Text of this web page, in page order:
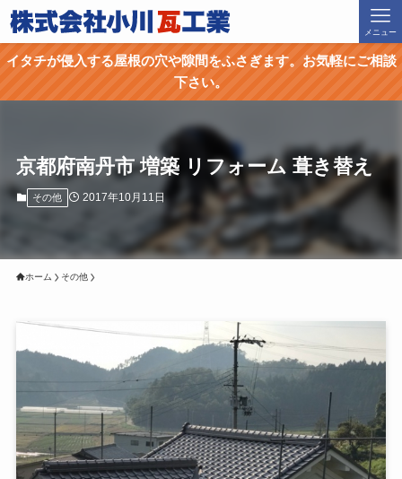
メニュー
イタチが侵入する屋根の穴や隙間をふさぎます。お気軽にご相談
下さい。
京都府南丹市 増築 リフォーム 葺き替え
その他 2017年10月11日
ホーム その他